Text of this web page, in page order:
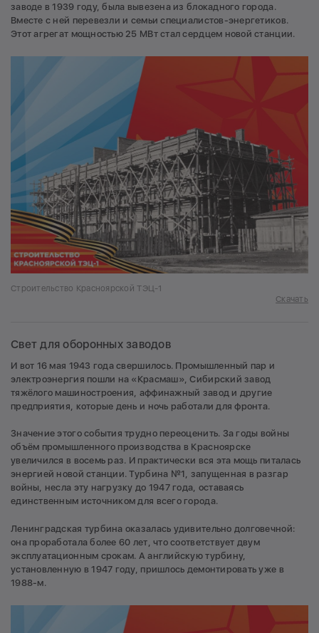
заводе в 1939 году, была вывезена из блокадного города.
Вместе с ней перевезли и семьи специалистов-энергетиков.
Этот агрегат мощностью 25 МВт стал сердцем новой станции.
Строительство Красноярской ТЭЦ-1
Скачать
Свет для оборонных заводов
И вот 16 мая 1943 года свершилось. Промышленный пар и
электроэнергия пошли на «Красмаш», Сибирский завод
тяжёлого машиностроения, аффинажный завод и другие
предприятия, которые день и ночь работали для фронта.
Значение этого события трудно переоценить. За годы войны
объём промышленного производства в Красноярске
увеличился в восемь раз. И практически вся эта мощь питалась
энергией новой станции. Турбина №1, запущенная в разгар
войны, несла эту нагрузку до 1947 года, оставаясь
единственным источником для всего города.
Ленинградская турбина оказалась удивительно долговечной:
она проработала более 60 лет, что соответствует двум
эксплуатационным срокам. А английскую турбину,
установленную в 1947 году, пришлось демонтировать уже в
1988-м.